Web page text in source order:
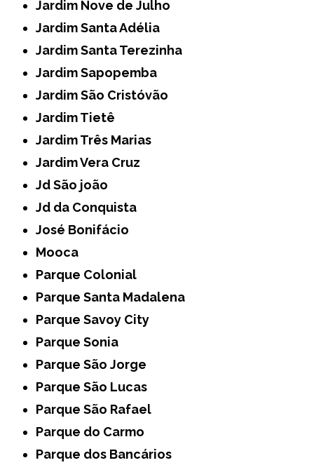
Jardim Nove de Julho
Jardim Santa Adélia
Jardim Santa Terezinha
Jardim Sapopemba
Jardim São Cristóvão
Jardim Tietê
Jardim Três Marias
Jardim Vera Cruz
Jd São joão
Jd da Conquista
José Bonifácio
Mooca
Parque Colonial
Parque Santa Madalena
Parque Savoy City
Parque Sonia
Parque São Jorge
Parque São Lucas
Parque São Rafael
Parque do Carmo
Parque dos Bancários